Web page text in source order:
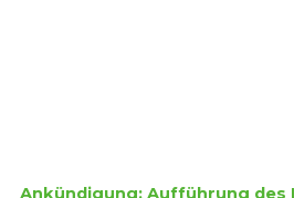
Ankündigung: Aufführung des